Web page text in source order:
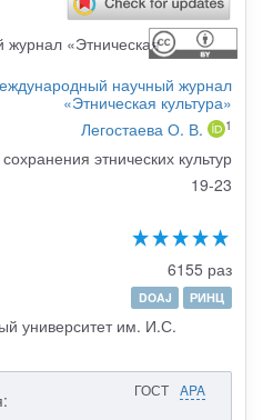
научный журнал
«Этническая культура»
Легостаева О. В. 1
этнических культур
19-23
6155 раз
DOAJ
РИНЦ
университет им. И.С.
ГОСТ APA